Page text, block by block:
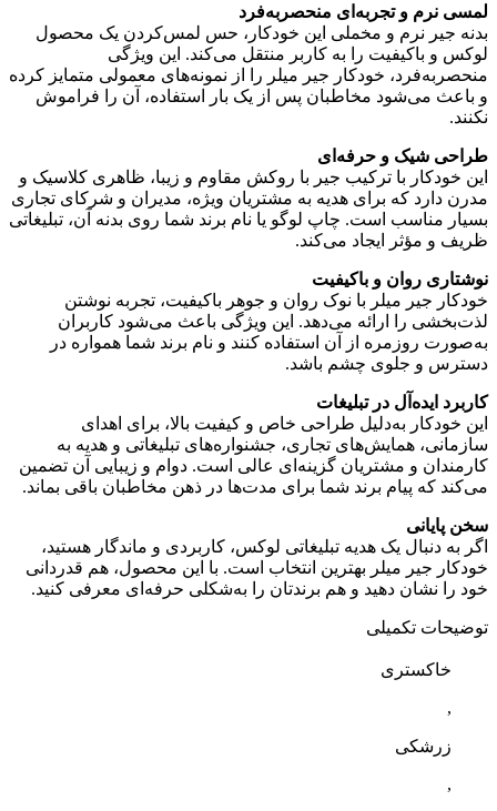
لمسی نرم و تجربه‌ای منحصربه‌فرد
بدنه جیر نرم و مخملی این خودکار، حس لمس‌کردن یک محصول
لوکس و باکیفیت را به کاربر منتقل می‌کند. این ویژگی
منحصربه‌فرد، خودکار جیر میلر را از نمونه‌های معمولی متمایز کرده
و باعث می‌شود مخاطبان پس از یک بار استفاده، آن را فراموش
نکنند.
طراحی شیک و حرفه‌ای
این خودکار با ترکیب جیر با روکش مقاوم و زیبا، ظاهری کلاسیک و
مدرن دارد که برای هدیه به مشتریان ویژه، مدیران و شرکای تجاری
بسیار مناسب است. چاپ لوگو یا نام برند شما روی بدنه آن، تبلیغاتی
ظریف و مؤثر ایجاد می‌کند.
نوشتاری روان و باکیفیت
خودکار جیر میلر با نوک روان و جوهر باکیفیت، تجربه نوشتن
لذت‌بخشی را ارائه می‌دهد. این ویژگی باعث می‌شود کاربران
به‌صورت روزمره از آن استفاده کنند و نام برند شما همواره در
دسترس و جلوی چشم باشد.
کاربرد ایده‌آل در تبلیغات
این خودکار به‌دلیل طراحی خاص و کیفیت بالا، برای اهدای
سازمانی، همایش‌های تجاری، جشنواره‌های تبلیغاتی و هدیه به
کارمندان و مشتریان گزینه‌ای عالی است. دوام و زیبایی آن تضمین
می‌کند که پیام برند شما برای مدت‌ها در ذهن مخاطبان باقی بماند.
سخن پایانی
اگر به دنبال یک هدیه تبلیغاتی لوکس، کاربردی و ماندگار هستید،
خودکار جیر میلر بهترین انتخاب است. با این محصول، هم قدردانی
خود را نشان دهید و هم برندتان را به‌شکلی حرفه‌ای معرفی کنید.
توضیحات تکمیلی
خاکستری
,
زرشکی
,